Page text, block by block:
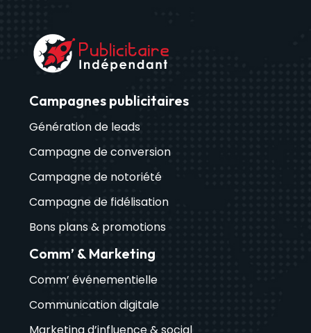
Campagnes publicitaires
Génération de leads
Campagne de conversion
Campagne de notoriété
Campagne de fidélisation
Bons plans & promotions
Comm’ & Marketing
Comm’ événementielle
Communication digitale